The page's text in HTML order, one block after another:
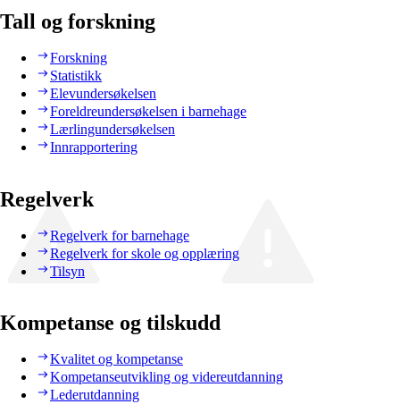
Tall og forskning
Forskning
Statistikk
Elevundersøkelsen
Foreldreundersøkelsen i barnehage
Lærlingundersøkelsen
Innrapportering
Regelverk
Regelverk for barnehage
Regelverk for skole og opplæring
Tilsyn
Kompetanse og tilskudd
Kvalitet og kompetanse
Kompetanseutvikling og videreutdanning
Lederutdanning